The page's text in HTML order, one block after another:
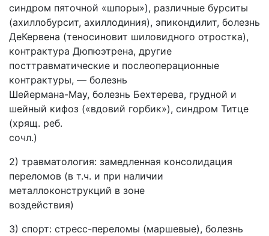
синдром пяточной «шпоры»), различные бурситы
(ахиллобурсит, ахиллодиния), эпикондилит, болезнь
ДеКервена (теносиновит шиловидного отростка),
контрактура Дюпюэтрена, другие
посттравматические и послеоперационные
контрактуры, — болезнь
Шейермана-Мау, болезнь Бехтерева, грудной и
шейный кифоз («вдовий горбик»), синдром Титце
(хрящ. реб.
сочл.)
2) травматология: замедленная консолидация
переломов (в т.ч. и при наличии
металлоконструкций в зоне
воздействия)
3) спорт: стресс-переломы (маршевые), болезнь